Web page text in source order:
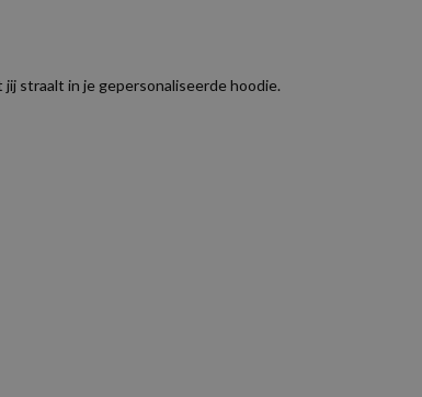
straalt in je gepersonaliseerde hoodie.